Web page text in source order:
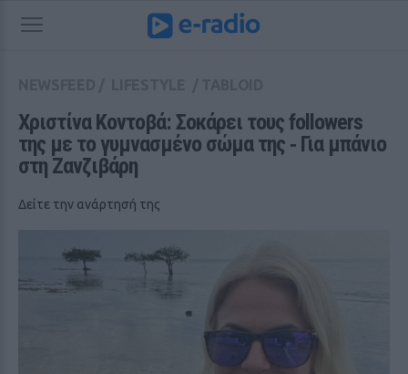
Χριστίνα Κοντοβά: Σοκάρει τους followers
της με το γυμνασμένο σώμα της ‑ Για μπάνιο
στη Ζανζιβάρη
Δείτε την ανάρτησή της